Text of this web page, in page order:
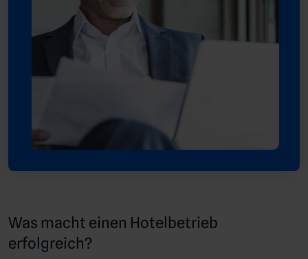
Was macht einen Hotelbetrieb
erfolgreich?